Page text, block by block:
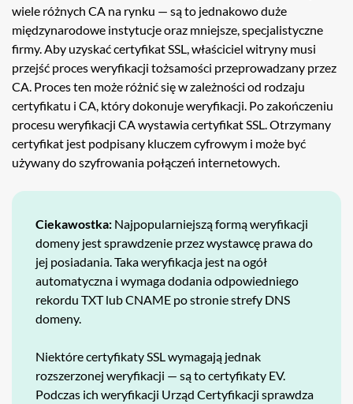
wiele różnych CA na rynku — są to jednakowo duże
międzynarodowe instytucje oraz mniejsze, specjalistyczne
firmy. Aby uzyskać certyfikat SSL, właściciel witryny musi
przejść proces weryfikacji tożsamości przeprowadzany przez
CA. Proces ten może różnić się w zależności od rodzaju
certyfikatu i CA, który dokonuje weryfikacji. Po zakończeniu
procesu weryfikacji CA wystawia certyfikat SSL. Otrzymany
certyfikat jest podpisany kluczem cyfrowym i może być
używany do szyfrowania połączeń internetowych.
Ciekawostka: Najpopularniejszą formą weryfikacji
domeny jest sprawdzenie przez wystawcę prawa do
jej posiadania. Taka weryfikacja jest na ogół
automatyczna i wymaga dodania odpowiedniego
rekordu TXT lub CNAME po stronie strefy DNS
domeny.
Niektóre certyfikaty SSL wymagają jednak
rozszerzonej weryfikacji — są to certyfikaty EV.
Podczas ich weryfikacji Urząd Certyfikacji sprawdza